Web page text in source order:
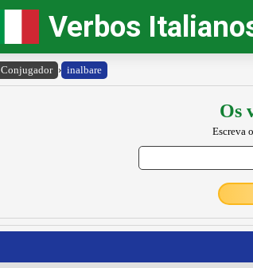
Verbos
Conjugador › inalbare
Os
Escreva